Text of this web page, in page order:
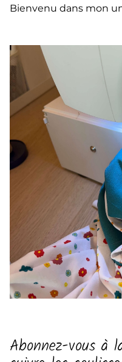
Bienvenu dans mon
Abonnez-vous à